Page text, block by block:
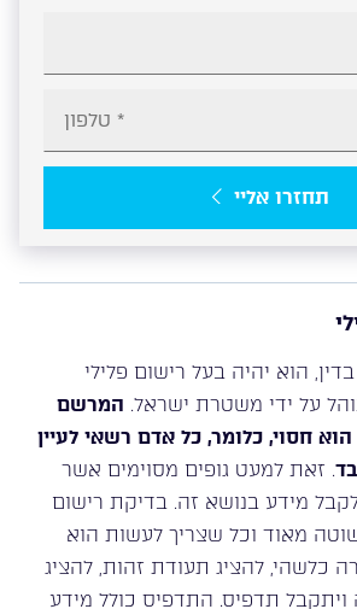
תחזרו אליי
הוא יהיה בעל רישום פלילי
על ידי משטרת ישראל. המרשם
חסוי, כלומר, כל אדם רשאי לעיין
. זאת למעט גופים מסוימים אשר
מידע בנושא זה. בדיקת רישום
מאוד וכל שצריך לעשות הוא
כלשהי, להציג תעודת זהות, להציג
תדפיס. התדפיס כולל מידע